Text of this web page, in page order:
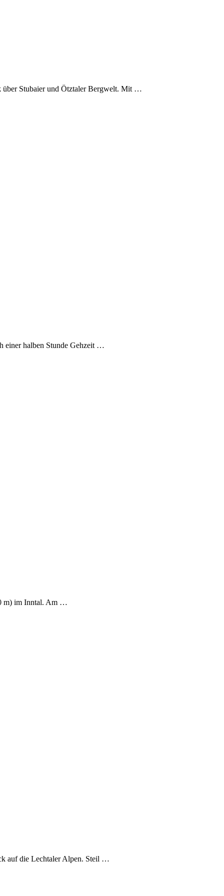
über Stubaier und Ötztaler Bergwelt. Mit …
einer halben Stunde Gehzeit …
m) im Inntal. Am …
auf die Lechtaler Alpen. Steil …